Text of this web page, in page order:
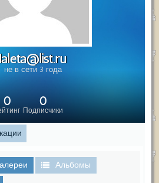
не в сети 3 года
0
Подписчики
0
Альбомы